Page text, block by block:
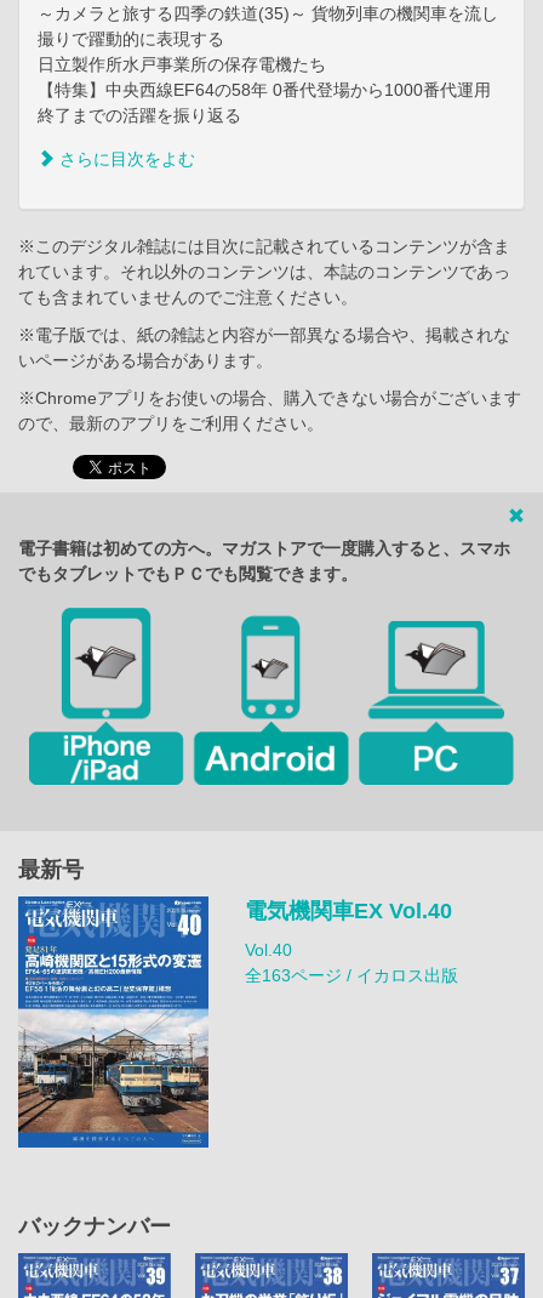
～カメラと旅する四季の鉄道(35)～ 貨物列車の機関車を流し
撮りで躍動的に表現する
日立製作所水戸事業所の保存電機たち
【特集】中央西線EF64の58年 0番代登場から1000番代運用
終了までの活躍を振り返る
さらに目次をよむ
※このデジタル雑誌には目次に記載されているコンテンツが含ま
れています。それ以外のコンテンツは、本誌のコンテンツであっ
ても含まれていませんのでご注意ください。
※電子版では、紙の雑誌と内容が一部異なる場合や、掲載されな
いページがある場合があります。
※Chromeアプリをお使いの場合、購入できない場合がございます
ので、最新のアプリをご利用ください。
電子書籍は初めての方へ。マガストアで一度購入すると、スマホ
でもタブレットでもＰＣでも閲覧できます。
最新号
電気機関車EX Vol.40
Vol.40
全163ページ / イカロス出版
バックナンバー